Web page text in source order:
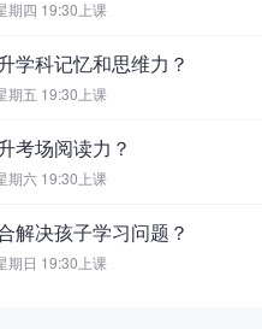
期四 19:30上课
学科记忆和思维力？
期五 19:30上课
考场阅读力？
期六 19:30上课
解决孩子学习问题？
期日 19:30上课